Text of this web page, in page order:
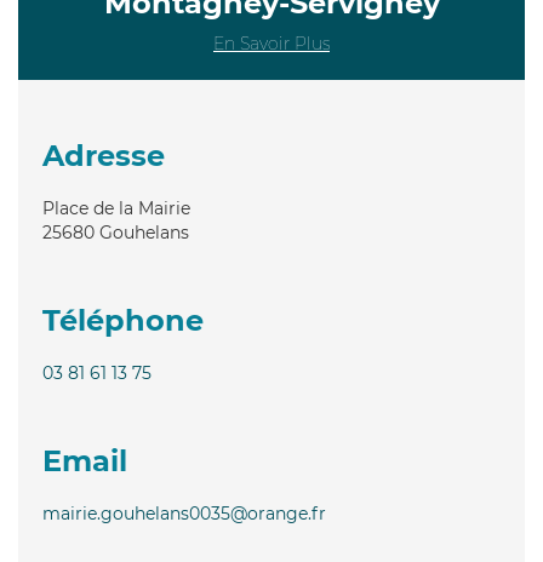
En Savoir Plus
Adresse
Place de la Mairie
25680 Gouhelans
Téléphone
03 81 61 13 75
Email
mairie.gouhelans0035@orange.fr